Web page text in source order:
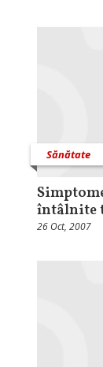
Sănătate
întâlnite
26 Oct, 2007